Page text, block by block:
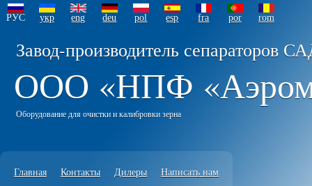
РУС укр eng deu pol esp fra por rom
Завод-производитель сепараторов
ООО «НПФ
Оборудование для очистки и калибровки зерна
Главная Контакты Дилеры Написать нам